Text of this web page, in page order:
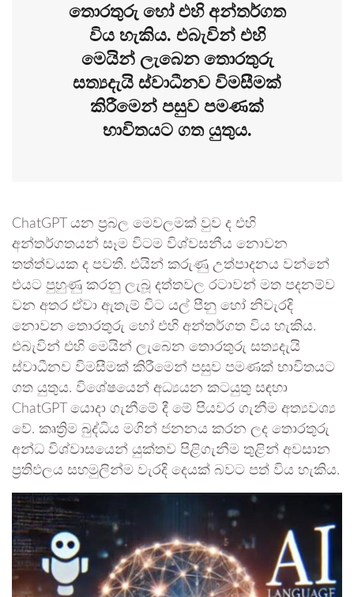
තොරතුරු හෝ එහි අන්තර්ගත
විය හැකිය. එබැවින් එහි
මෙයින් ලැබෙන තොරතුරු
සත්‍යදැයි ස්වාධීනව විමසීමක්
කිරීමෙන් පසුව පමණක්
භාවිතයට ගත යුතුය.
ChatGPT යන ප්‍රබල මෙවලමක් වුව ද එහි
අන්තර්ගතයන් සෑම විටම විශ්වසනීය නොවන
තත්ත්වයක ද පවතී. එයින් කරුණු උත්පාදනය වන්නේ
එයට පුහුණු කරනු ලැබූ දත්තවල රටාවන් මත පදනම්ව
වන අතර ඒවා ඇතැම් විට යල් පීනු හෝ නිවැරදි
නොවන තොරතුරු හෝ එහි අන්තර්ගත විය හැකිය.
එබැවින් එහි මෙයින් ලැබෙන තොරතුරු සත්‍යදැයි
ස්වාධීනව විමසීමක් කිරීමෙන් පසුව පමණක් භාවිතයට
ගත යුතුය. විශේෂයෙන් අධ්‍යයන කටයුතු සඳහා
ChatGPT යොදා ගැනීමේ දී මේ පියවර ගැනීම අත්‍යවශ්‍ය
වේ. කෘත්‍රිම බුද්ධිය මගින් ජනනය කරන ලද තොරතුරු
අන්ධ විශ්වාසයෙන් යුක්තව පිළිගැනීම තුළින් අවසාන
ප්‍රතිඵලය සහමුලින්ම වැරදි දෙයක් බවට පත් විය හැකිය.